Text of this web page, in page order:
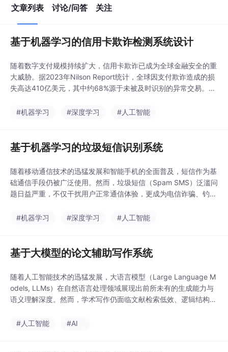
文章列表 讨论/问答 关注
基于机器学习的信用卡欺诈检测系统设计
随着数字支付规模持续扩大，信用卡欺诈已成为全球金融安全的重
大威胁。据2023年Nilson Report统计，全球因支付欺诈造成的损
失高达410亿美元，其中约68%源于未被及时识别的异常交易。传
新型欺诈模式等固有缺陷。本文针对高度不平衡（欺诈样本占比常
#机器学习 #深度学习 #人工智能
基于机器学习的垃圾短信识别系统
随着移动通信技术的迅猛发展和智能手机的全面普及，短信作为基
础通信手段仍被广泛使用。然而，垃圾短信（Spam SMS）泛滥问
题日益严重，不仅干扰用户正常通信体验，更成为电信诈骗、钓鱼
信网络诈骗治理报告》显示，全年拦截垃圾短信超186亿条，其中
#机器学习 #深度学习 #人工智能
基于大模型的论文辅助写作系统
随着人工智能技术的迅猛发展，大语言模型（Large Language M
odels, LLMs）在自然语言处理领域展现出前所未有的生成能力与
语义理解深度。然而，学术写作仍面临文献检索低效、逻辑结构松
现了一套面向高校研究生与科研人员的基于大模型的论文辅助写作
#人工智能 #AI